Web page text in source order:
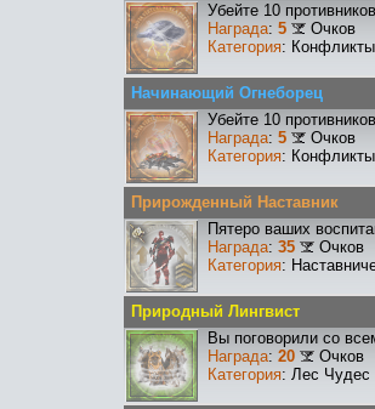
Убейте 10
Награда: 5
Очков
Категория:
Начинающий Огнеборец
Убейте 10
Награда: 5
Очков
Категория:
Прирожденный Наставник
Пятеро ваших
Награда: 35
Очков
Категория:
Природный Лингвист
Вы поговорили со
Награда: 20
Очков
Категория: Лес Чудес